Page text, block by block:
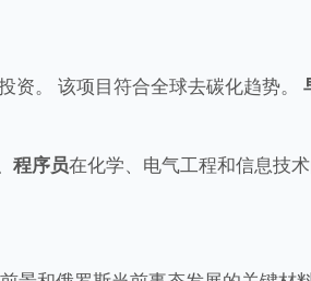
资。 该项目符合全球去碳化趋势。
程序员在化学、电气工程和信息技